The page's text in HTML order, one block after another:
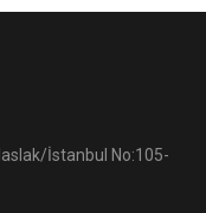
İstanbul No:105-